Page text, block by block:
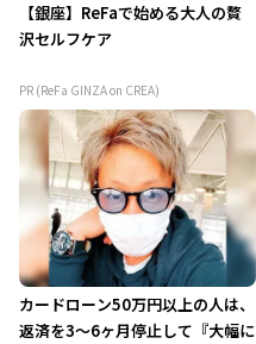
【銀座】ReFaで始める大人の贅
沢セルフケア
PR (ReFa GINZA on CREA)
カードローン50万円以上の人は、
返済を3～6ヶ月停止して『大幅に